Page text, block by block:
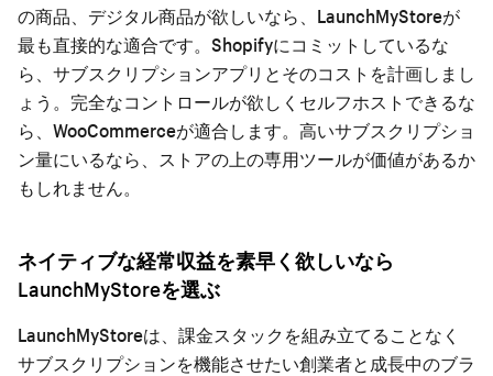
の商品、デジタル商品が欲しいなら、LaunchMyStoreが
最も直接的な適合です。Shopifyにコミットしているな
ら、サブスクリプションアプリとそのコストを計画しまし
ょう。完全なコントロールが欲しくセルフホストできるな
ら、WooCommerceが適合します。高いサブスクリプショ
ン量にいるなら、ストアの上の専用ツールが価値があるか
もしれません。
ネイティブな経常収益を素早く欲しいなら
LaunchMyStoreを選ぶ
LaunchMyStoreは、課金スタックを組み立てることなく
サブスクリプションを機能させたい創業者と成長中のブラ